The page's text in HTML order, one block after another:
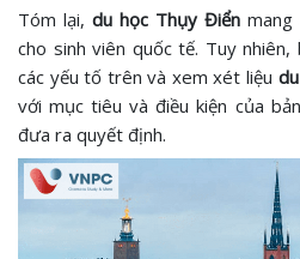
Tóm lại, du học Thụy Điển mang
cho sinh viên quốc tế. Tuy nhiên,
các yếu tố trên và xem xét liệu
với mục tiêu và điều kiện của
đưa ra quyết định.